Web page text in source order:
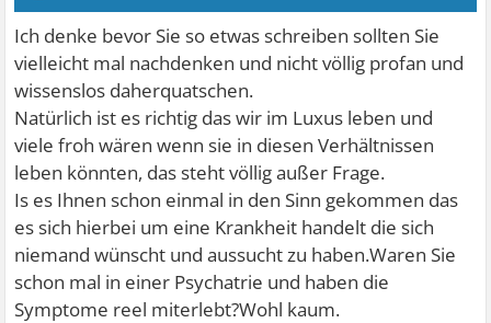
Ich denke bevor Sie so etwas schreiben sollten Sie
vielleicht mal nachdenken und nicht völlig profan und
wissenslos daherquatschen.
Natürlich ist es richtig das wir im Luxus leben und
viele froh wären wenn sie in diesen Verhältnissen
leben könnten, das steht völlig außer Frage.
Is es Ihnen schon einmal in den Sinn gekommen das
es sich hierbei um eine Krankheit handelt die sich
niemand wünscht und aussucht zu haben.Waren Sie
schon mal in einer Psychatrie und haben die
Symptome reel miterlebt?Wohl kaum.